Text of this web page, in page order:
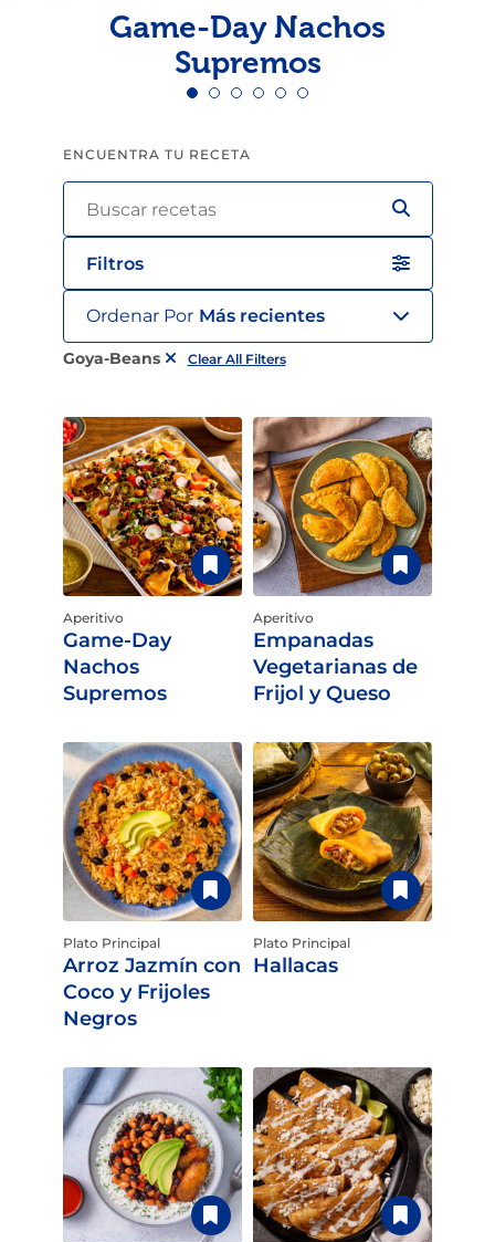
Game-Day Nachos
Supremos
ENCUENTRA TU RECETA
Filtros
Ordenar Por Más recientes
Goya-Beans Clear All Filters
Aperitivo
Game-Day
Nachos
Supremos
Aperitivo
Empanadas
Vegetarianas de
Frijol y Queso
Plato Principal
Arroz Jazmín con
Coco y Frijoles
Negros
Plato Principal
Hallacas